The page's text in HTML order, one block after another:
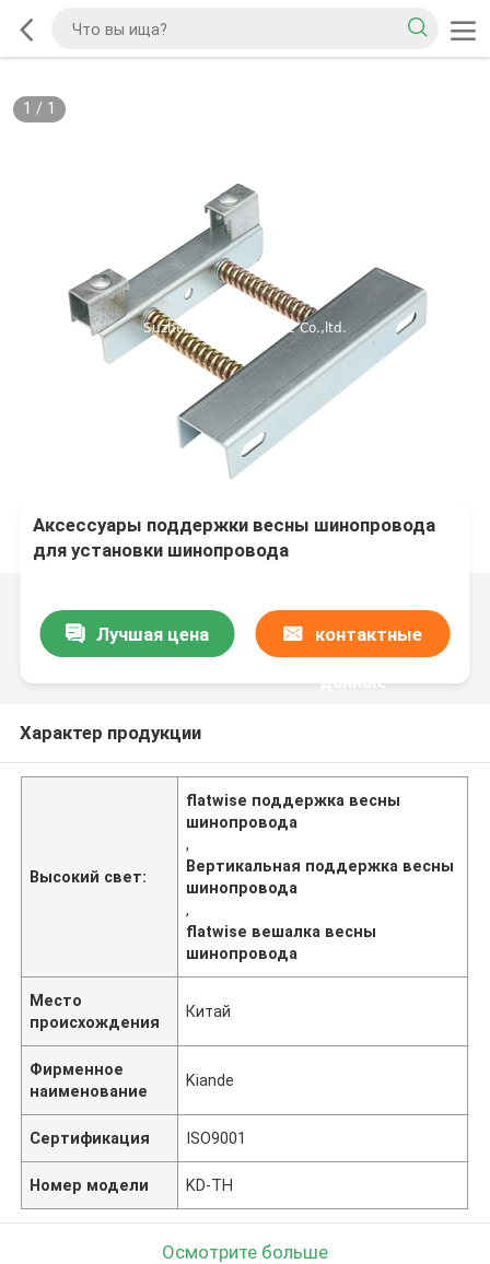
1 / 1
Аксессуары поддержки весны шинопровода
для установки шинопровода
Лучшая цена контактные
данные
Характер продукции
Высокий свет:
flatwise поддержка весны
шинопровода
,
Вертикальная поддержка весны
шинопровода
,
flatwise вешалка весны
шинопровода
Место
происхождения
Китай
Фирменное
наименование
Kiande
Сертификация ISO9001
Номер модели KD-TH
Осмотрите больше